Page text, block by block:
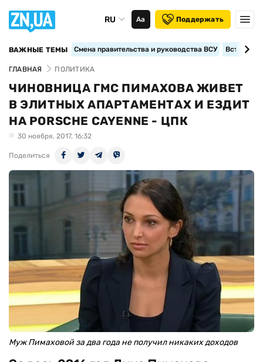
RU Аа Поддержать
ВАЖНЫЕ ТЕМЫ Смена правительства и руководства ВСУ
ГЛАВНАЯ ПОЛИТИКА
ЧИНОВНИЦА ГМС ПИМАХОВА ЖИВЕТ
В ЭЛИТНЫХ АПАРТАМЕНТАХ И ЕЗДИТ
НА PORSCHE CAYENNE - ЦПК
30 ноября, 2017, 16:32
Поделиться
Муж Пимаховой за два года не получил никаких доходов